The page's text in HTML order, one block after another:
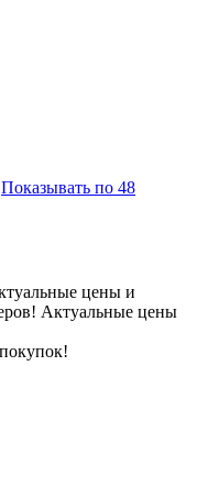
Показывать по 48
цены и
Актуальные цены